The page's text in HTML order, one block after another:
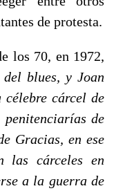
de protesta.
los 70, en 1972,
del blues, y Joan
cárcel de
penitenciarías de
Gracias, en ese
las cárceles en
a la guerra de